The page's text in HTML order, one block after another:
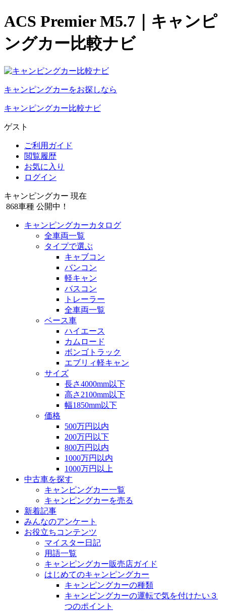
ACS Premier M5.7｜キャンピ
ングカー比較ナビ
キャンピングカーをお探しなら
キャンピングカー比較ナビ
ゲスト
ご利用ガイド
閲覧履歴
お気に入り
ログイン
キャンピングカー 現在
868車種 公開中！
キャンピングカーカタログ
全車両一覧
タイプで選ぶ
キャブコン
バンコン
軽キャン
バスコン
トレーラー
全車両一覧
ベース車
ハイエース
カムロード
ボンゴトラック
エブリィ軽キャン
サイズ
長さ4000mm以下
高さ2100mm以下
幅1850mm以下
価格
500万円以内
200万円以下
800万円以内
1000万円以内
1000万円以上
中古車を探す
キャンピングカー一覧
キャンピングカーを売る
新着記事
みんなのアンケート
お役立ちコンテンツ
マイスター日記
用語一覧
キャンピングカー販売店ガイド
はじめてのキャンピングカー
キャンピングカーの種類
キャンピングカーの運転で気を付けたい３
つのポイント